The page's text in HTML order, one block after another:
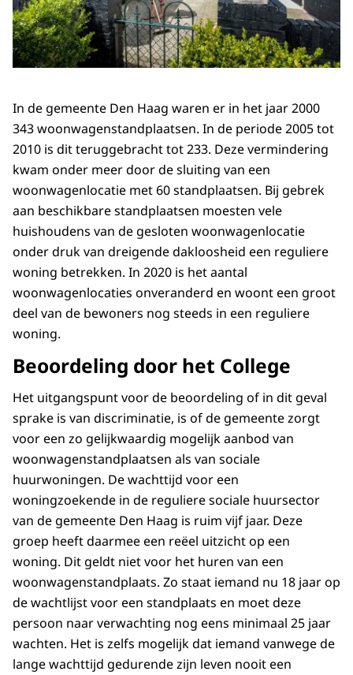
In de gemeente Den Haag waren er in het jaar 2000
343 woonwagenstandplaatsen. In de periode 2005 tot
2010 is dit teruggebracht tot 233. Deze vermindering
kwam onder meer door de sluiting van een
woonwagenlocatie met 60 standplaatsen. Bij gebrek
aan beschikbare standplaatsen moesten vele
huishoudens van de gesloten woonwagenlocatie
onder druk van dreigende dakloosheid een reguliere
woning betrekken. In 2020 is het aantal
woonwagenlocaties onveranderd en woont een groot
deel van de bewoners nog steeds in een reguliere
woning.
Beoordeling door het College
Het uitgangspunt voor de beoordeling of in dit geval
sprake is van discriminatie, is of de gemeente zorgt
voor een zo gelijkwaardig mogelijk aanbod van
woonwagenstandplaatsen als van sociale
huurwoningen. De wachttijd voor een
woningzoekende in de reguliere sociale huursector
van de gemeente Den Haag is ruim vijf jaar. Deze
groep heeft daarmee een reëel uitzicht op een
woning. Dit geldt niet voor het huren van een
woonwagenstandplaats. Zo staat iemand nu 18 jaar op
de wachtlijst voor een standplaats en moet deze
persoon naar verwachting nog eens minimaal 25 jaar
wachten. Het is zelfs mogelijk dat iemand vanwege de
lange wachttijd gedurende zijn leven nooit een